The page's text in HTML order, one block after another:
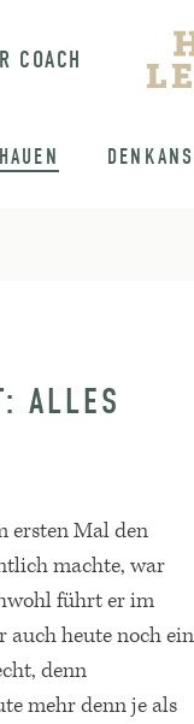
COACH
ALLES
ersten Mal den
machte, war
führt er im
auch heute noch ein
denn
mehr denn je als